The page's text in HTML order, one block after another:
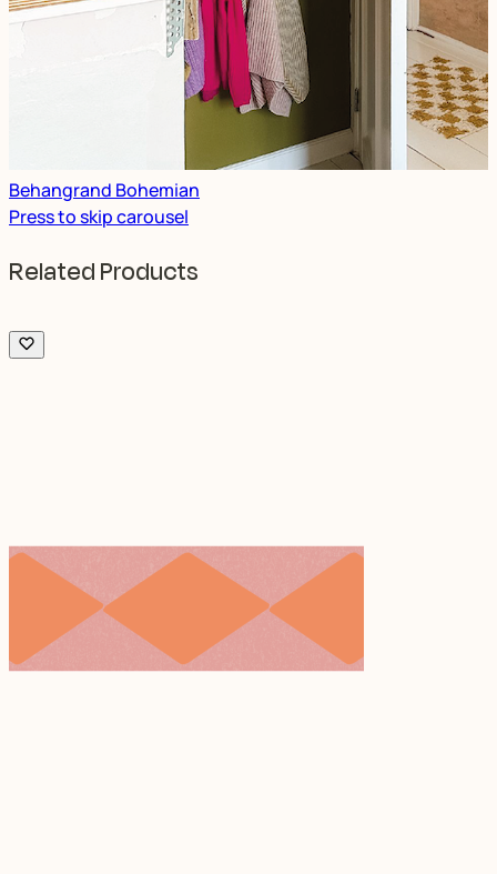
Behangrand Bohemian
Press to skip carousel
Related Products